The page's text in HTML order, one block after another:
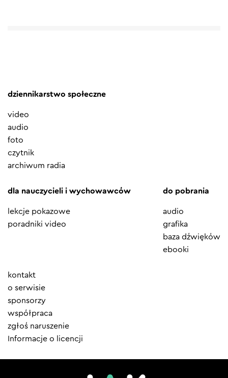
dziennikarstwo społeczne
video
audio
foto
czytnik
archiwum radia
dla nauczycieli i wychowawców
lekcje pokazowe
poradniki video
do pobrania
audio
grafika
baza dźwięków
ebooki
Element
menu
kontakt
o serwisie
sponsorzy
współpraca
zgłoś naruszenie
Informacje o licencji